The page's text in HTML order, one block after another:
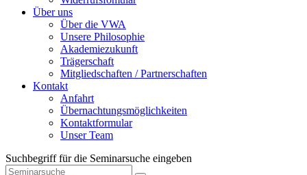
Über uns
Über die VWA
Unsere Philosophie
Akademiezukunft
Trägerschaft
Mitgliedschaften / Partnerschaften
Kontakt
Anfahrt
Übernachtungsmöglichkeiten
Kontaktformular
Unser Team
Suchbegriff für die Seminarsuche eingeben